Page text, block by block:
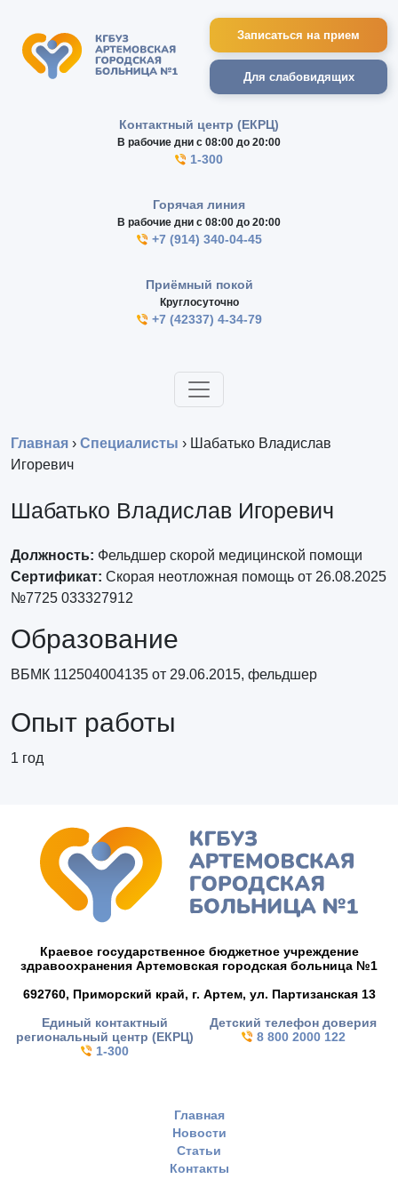
Записаться на прием
Для слабовидящих
Контактный центр (ЕКРЦ)
В рабочие дни с 08:00 до 20:00
1-300
Горячая линия
В рабочие дни с 08:00 до 20:00
+7 (914) 340-04-45
Приёмный покой
Круглосуточно
+7 (42337) 4-34-79
Главная › Специалисты › Шабатько Владислав
Игоревич
Шабатько Владислав Игоревич
Должность: Фельдшер скорой медицинской помощи
Сертификат: Скорая неотложная помощь от 26.08.2025
№7725 033327912
Образование
ВБМК 112504004135 от 29.06.2015, фельдшер
Опыт работы
1 год
Краевое государственное бюджетное учреждение
здравоохранения Артемовская городская больница №1
692760, Приморский край, г. Артем, ул. Партизанская 13
Единый контактный
региональный центр (ЕКРЦ)
1-300
Детский телефон доверия
8 800 2000 122
Главная
Новости
Статьи
Контакты